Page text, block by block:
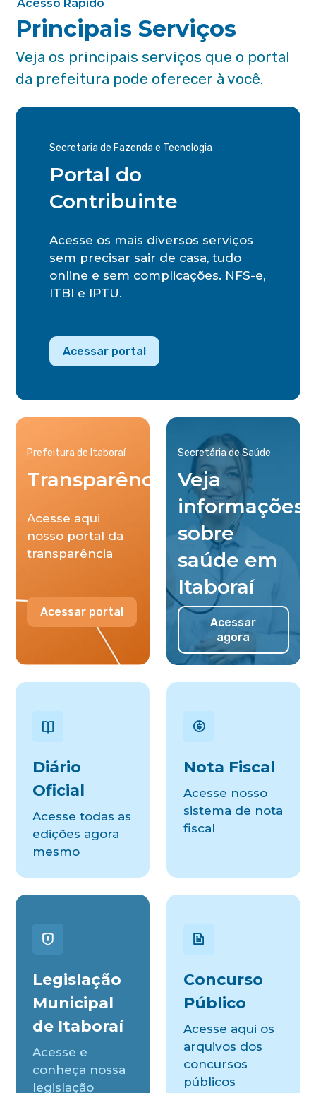
Acesso Rápido
Principais Serviços
Veja os principais serviços que o portal
da prefeitura pode oferecer à você.
Secretaria de Fazenda e Tecnologia
Portal do
Contribuinte
Acesse os mais diversos serviços
sem precisar sair de casa, tudo
online e sem complicações. NFS-e,
ITBI e IPTU.
Acessar portal
Prefeitura de Itaboraí
Transparência
Acesse aqui
nosso portal da
transparência
Acessar portal
Secretária de Saúde
Veja
informações
sobre
saúde em
Itaboraí
Acessar
agora
Diário
Oficial
Acesse todas as
edições agora
mesmo
Nota Fiscal
Acesse nosso
sistema de nota
fiscal
Legislação
Municipal
de Itaboraí
Acesse e
conheça nossa
legislação
Concurso
Público
Acesse aqui os
arquivos dos
concursos
públicos